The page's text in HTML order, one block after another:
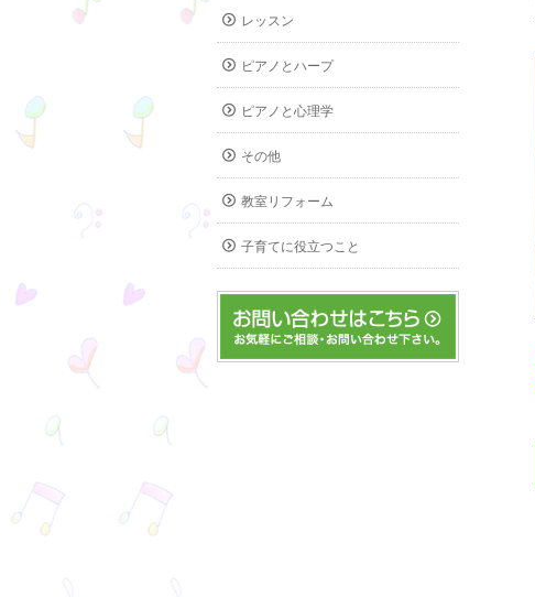
レッスン
ピアノとハープ
ピアノと心理学
その他
教室リフォーム
子育てに役立つこと